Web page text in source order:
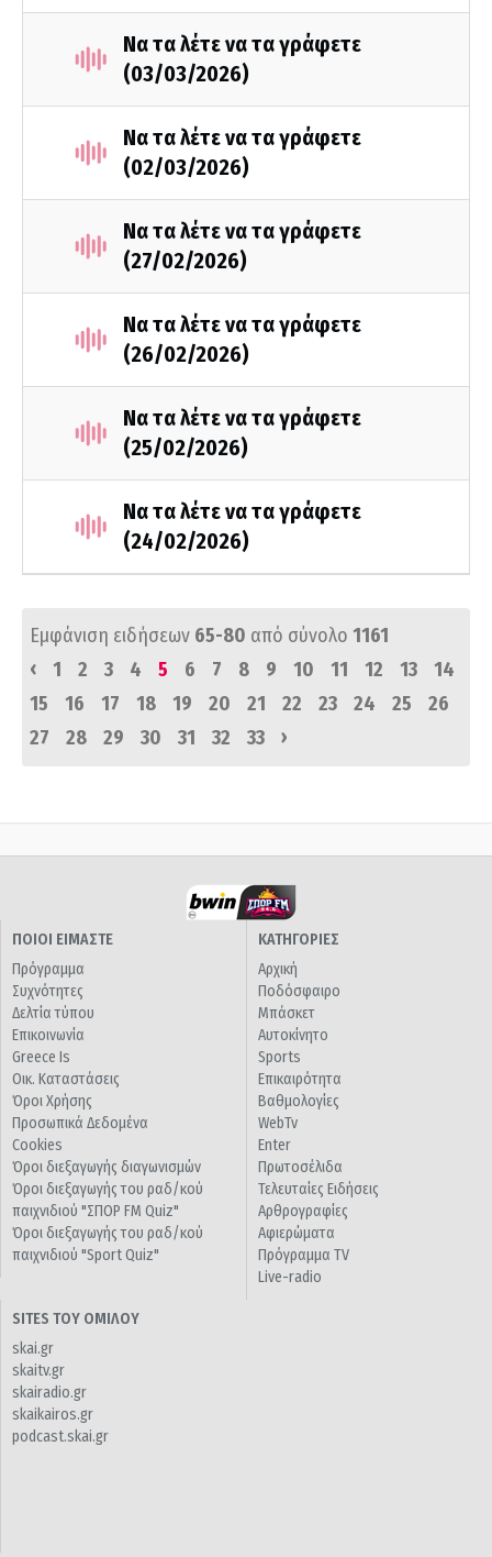
Να τα λέτε να τα γράφετε
(03/03/2026)
Να τα λέτε να τα γράφετε
(02/03/2026)
Να τα λέτε να τα γράφετε
(27/02/2026)
Να τα λέτε να τα γράφετε
(26/02/2026)
Να τα λέτε να τα γράφετε
(25/02/2026)
Να τα λέτε να τα γράφετε
(24/02/2026)
Εμφάνιση ειδήσεων 65-80 από σύνολο 1161
‹
1 2 3 4 5 6 7 8 9 10 11 12 13
14
15
16 17 18 19 20 21 22 23 24 25
26
27
28 29 30 31 32 33 ›
ΠΟΙΟΙ ΕΙΜΑΣΤΕ
Πρόγραμμα
Συχνότητες
Δελτία τύπου
Επικοινωνία
Greece Is
Οικ. Καταστάσεις
Όροι Χρήσης
Προσωπικά Δεδομένα
Cookies
Όροι διεξαγωγής διαγωνισμών
Όροι διεξαγωγής του ραδ/κού
παιχνιδιού "ΣΠΟΡ FM Quiz"
Όροι διεξαγωγής του ραδ/κού
παιχνιδιού "Sport Quiz"
ΚΑΤΗΓΟΡΙΕΣ
Αρχική
Ποδόσφαιρο
Μπάσκετ
Αυτοκίνητο
Sports
Επικαιρότητα
Βαθμολογίες
WebTv
Enter
Πρωτοσέλιδα
Τελευταίες Ειδήσεις
Αρθρογραφίες
Αφιερώματα
Πρόγραμμα TV
Live-radio
SITES ΤΟΥ ΟΜΙΛΟΥ
skai.gr
skaitv.gr
skairadio.gr
skaikairos.gr
podcast.skai.gr